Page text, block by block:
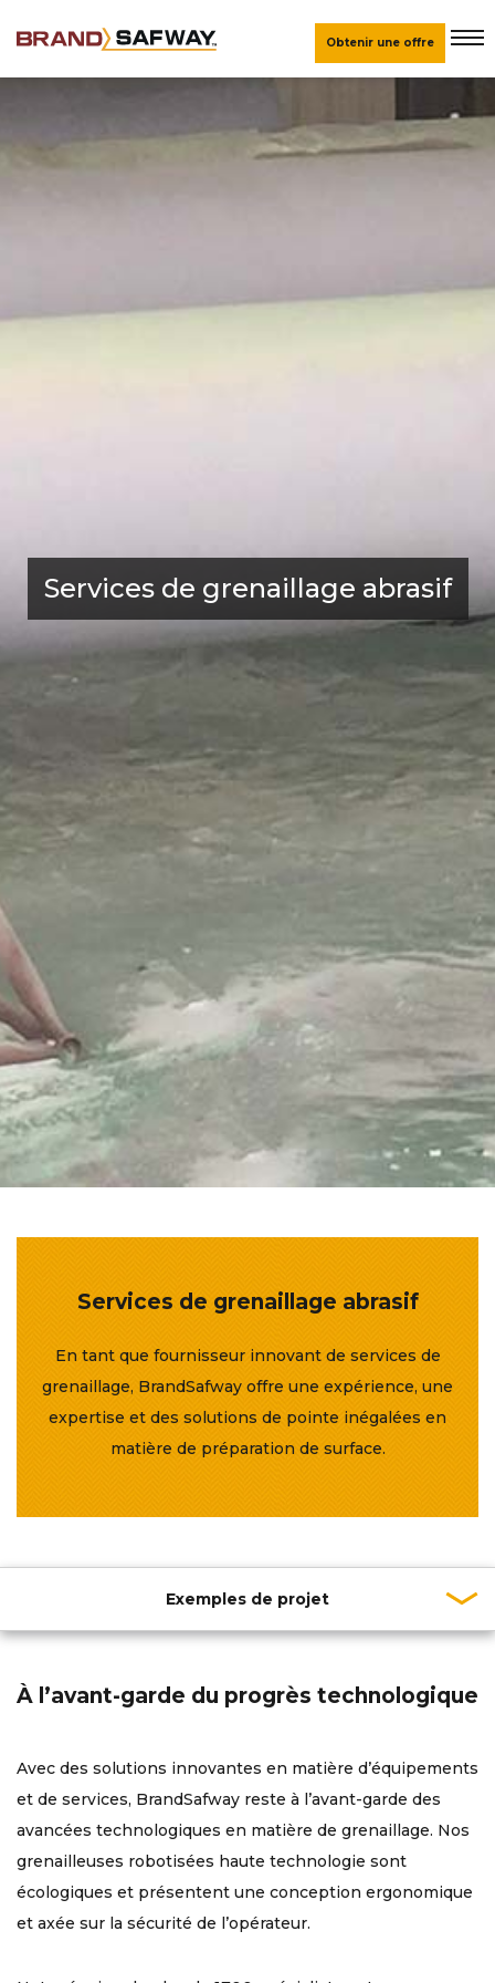
Obtenir une offre
Services de grenaillage abrasif
Services de grenaillage abrasif
En tant que fournisseur innovant de services de
grenaillage, BrandSafway offre une expérience, une
expertise et des solutions de pointe inégalées en
matière de préparation de surface.
Exemples de projet
À l’avant-garde du progrès technologique
Avec des solutions innovantes en matière d’équipements
et de services, BrandSafway reste à l’avant-garde des
avancées technologiques en matière de grenaillage. Nos
grenailleuses robotisées haute technologie sont
écologiques et présentent une conception ergonomique
et axée sur la sécurité de l’opérateur.